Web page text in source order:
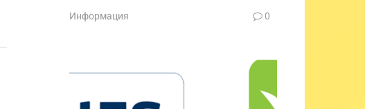
Информация 0